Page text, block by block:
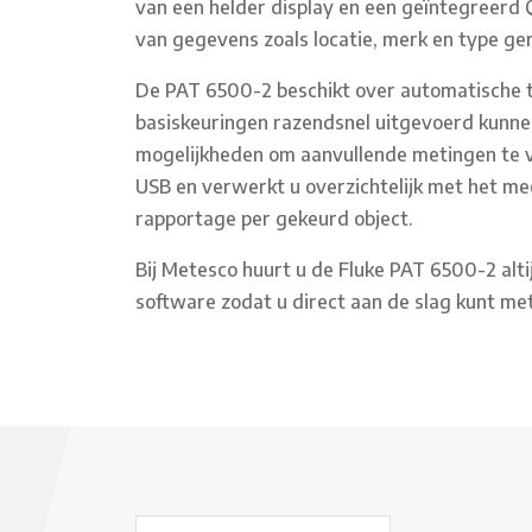
van een helder display en een
van gegevens zoals locatie, merk en type
De PAT 6500-2 beschikt over
basiskeuringen razendsnel uitgevoerd
mogelijkheden om aanvullende metingen
USB en verwerkt u overzichtelijk met het
rapportage per gekeurd object.
Bij Metesco huurt u de Fluke PAT 6500-2
software zodat u direct aan de slag kunt